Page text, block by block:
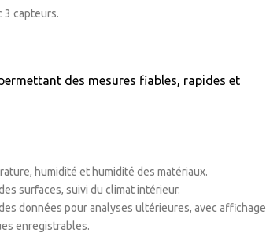
3 capteurs.
des mesures fiables, rapides et
humidité et humidité des matériaux.
surfaces, suivi du climat intérieur.
données pour analyses ultérieures, avec affichage
enregistrables.